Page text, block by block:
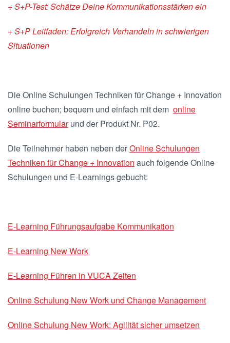
+ S+P-Test: Schätze Deine Kommunikationsstärken ein
+ S+P Leitfaden: Erfolgreich Verhandeln in schwierigen
Situationen
Die Online Schulungen Techniken für Change + Innovation
online buchen; bequem und einfach mit dem online
Seminarformularund der Produkt Nr. P02.
Die Teilnehmer haben neben derOnline Schulungen
Techniken für Change + Innovation auch folgende Online
Schulungen und E-Learnings gebucht:
E-Learning Führungsaufgabe Kommunikation
E-Learning New Work
E-Learning Führen in VUCA Zeiten
Online Schulung New Work und Change Management
Online Schulung New Work: Agilität sicher umsetzen